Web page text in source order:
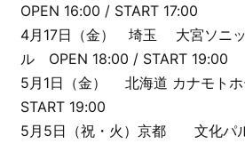
OPEN 16:00 / START 17:00
4月17日（金） 埼玉 大宮ソニッ
ル OPEN 18:00 / START 19:00
5月1日（金） 北海道 カナモト
START 19:00
5月5日（祝・火）京都 文化パ